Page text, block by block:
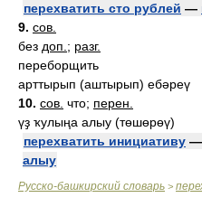
перехватить сто рублей —
9. сов.
без доп. ; разг.
переборщить
арттырып (аштырып) ебәреү
10. сов. что; перен.
үҙ ҡулыңа алыу (төшөрөү)
перехватить инициативу —
алыу
Русско-башкирский словарь >